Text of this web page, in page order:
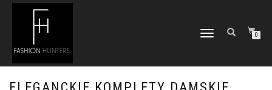
TOGGLE
0